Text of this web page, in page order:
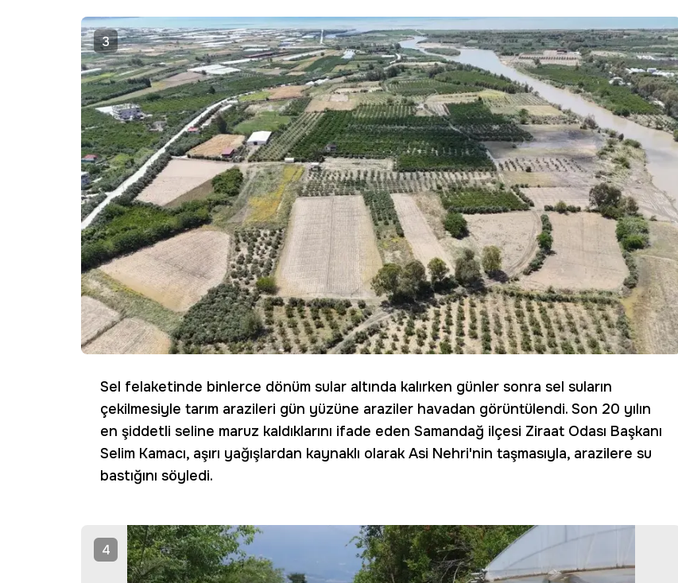
3
Sel felaketinde binlerce dönüm sular altında kalırken günler sonra sel suların
çekilmesiyle tarım arazileri gün yüzüne araziler havadan görüntülendi. Son 20 yılın
en şiddetli seline maruz kaldıklarını ifade eden Samandağ ilçesi Ziraat Odası Başkanı
Selim Kamacı, aşırı yağışlardan kaynaklı olarak Asi Nehri'nin taşmasıyla, arazilere su
bastığını söyledi.
4